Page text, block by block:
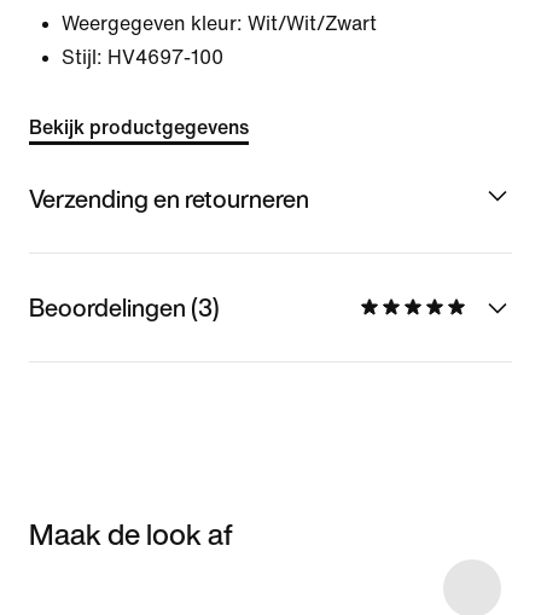
Weergegeven kleur: Wit/Wit/Zwart
Stijl: HV4697-100
Bekijk productgegevens
Verzending en retourneren
Beoordelingen (3)
Maak de look af